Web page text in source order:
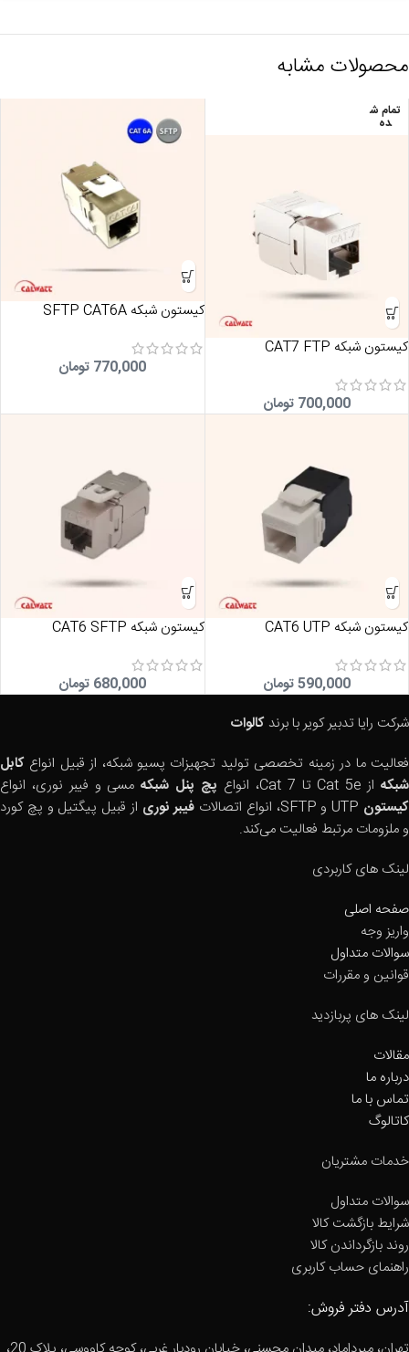
محصولات مشابه
تمام ش
ده
کیستون شبکه CAT7 FTP
700,000 تومان
کیستون شبکه SFTP CAT6A
770,000 تومان
کیستون شبکه CAT6 UTP
590,000تومان
کیستون شبکه CAT6 SFTP
680,000 تومان
شرکت رایا تدبیر کویر با برند کالوات
فعالیت ما در زمینه تخصصی تولید تجهیزات پسیو شبکه، از قبیل انواع کابل
شبکهاز Cat 5e تا Cat 7، انواع پچ پنل شبکهمسی و فیبر نوری، انواع
کیستون
فیبر نوری از قبیل پیگتیل و پچ کورد
و ملزومات مرتبط فعالیت می‌کند.
لینک های کاربردی
صفحه اصلی
واریز وجه
سوالات متداول
قوانین و مقررات
لینک های پربازدید
مقالات
درباره ما
تماس با ما
کاتالوگ
خدمات مشتریان
سوالات متداول
شرایط بازگشت کالا
روند بازگرداندن کالا
راهنمای حساب کاربری
آدرس دفتر فروش: